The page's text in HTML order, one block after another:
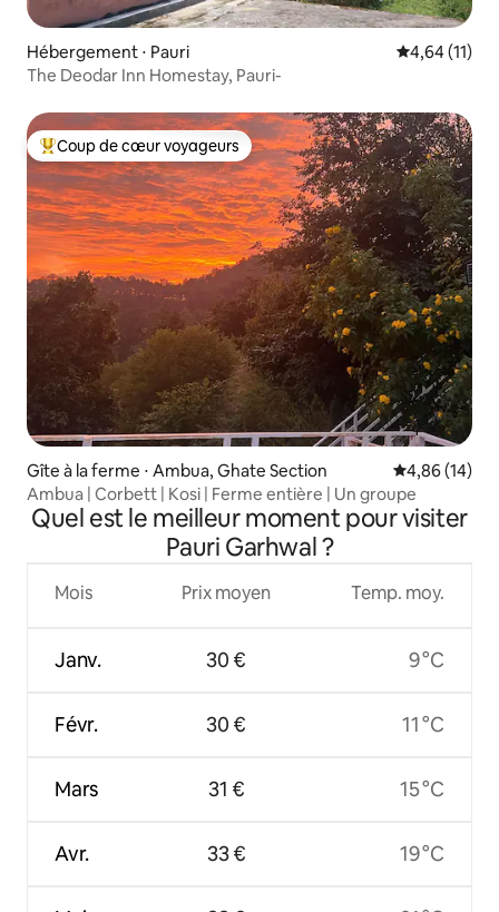
Hébergement ⋅ Pauri Évaluation
4,64 (11)
The Deodar Inn Homestay, Pauri-
Coups de cœur voyageurs les plus appréciés
Coup de cœur voyageurs
Gîte à la ferme ⋅ Ambua, Ghate Section Évaluation
4,86 (14)
Ambua | Corbett | Kosi | Ferme entière | Un groupe
Quel est le meilleur moment pour visiter
Pauri Garhwal ?
Mois
Janv.
Févr.
Mars
Avr.
Prix moyen
30 €
30 €
31 €
33 €
Temp. moy.
9 °C
11 °C
15 °C
19 °C